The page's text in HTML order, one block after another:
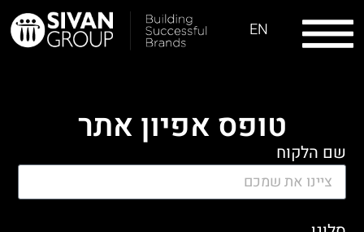
EN
טופס אפיון אתר
שם הלקוח